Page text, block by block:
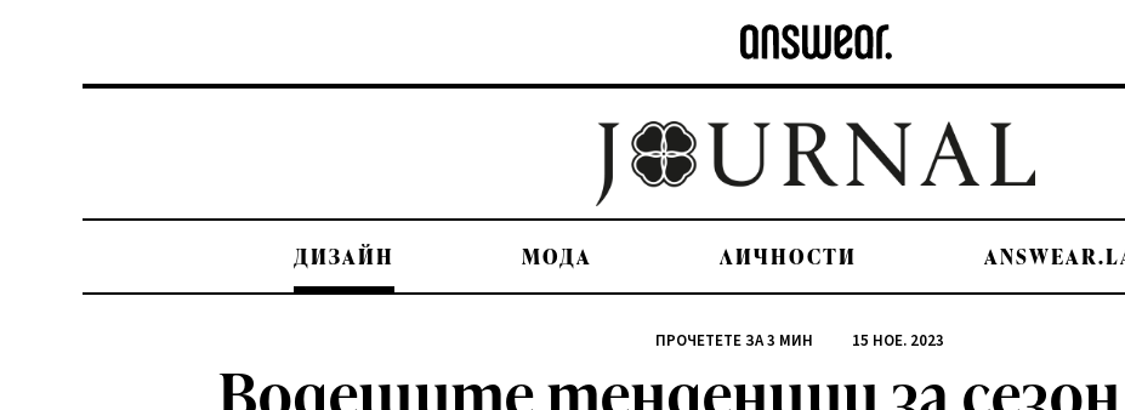
ДИЗАЙН МОДА ЛИЧНОСТИ
ПРОЧЕТЕТЕ ЗА3 МИН 15 НОЕ. 2023